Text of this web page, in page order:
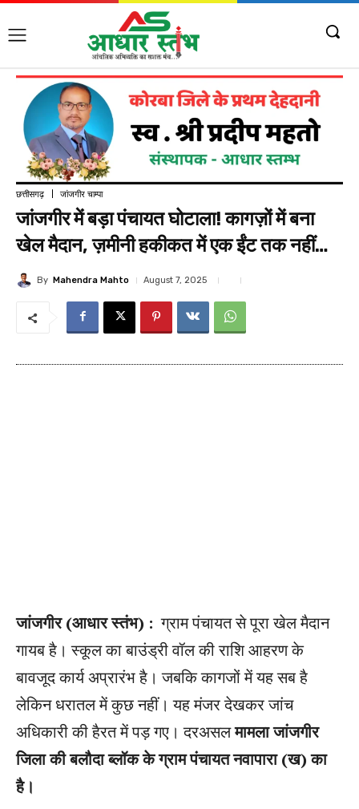
छत्तीसगढ़ जांजगीर चाम्पा
जांजगीर में बड़ा पंचायत घोटाला! कागज़ों में बना
खेल मैदान, ज़मीनी हकीकत में एक ईंट तक नहीं…
By Mahendra Mahto August 7, 2025
जांजगीर (आधार स्तंभ) :ग्राम पंचायत से पूरा खेल मैदान
गायब है। स्कूल का बाउंड्री वॉल की राशि आहरण के
बावजूद कार्य अप्रारंभ है। जबकि कागजों में यह सब है
लेकिन धरातल में कुछ नहीं। यह मंजर देखकर जांच
अधिकारी की हैरत में पड़ गए। दरअसलमामला जांजगीर
जिला की बलौदा ब्लॉक के ग्राम पंचायत नवापारा (ख) का
है।